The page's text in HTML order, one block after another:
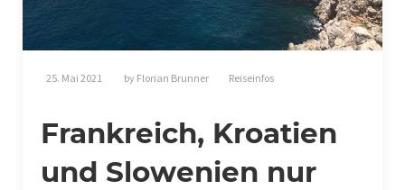
25. Mai 2021 by Florian Brunner Reiseinfos
Frankreich, Kroatien
und Slowenien nur